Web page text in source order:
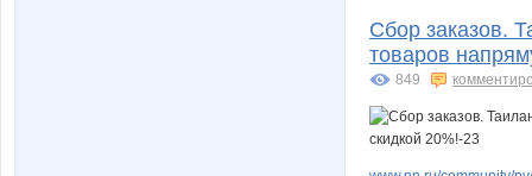
Сбор заказов.
товаров
849